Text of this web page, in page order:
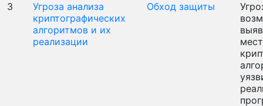
3
Угроза анализа
криптографических
алгоритмов и их
реализации
Обход защиты